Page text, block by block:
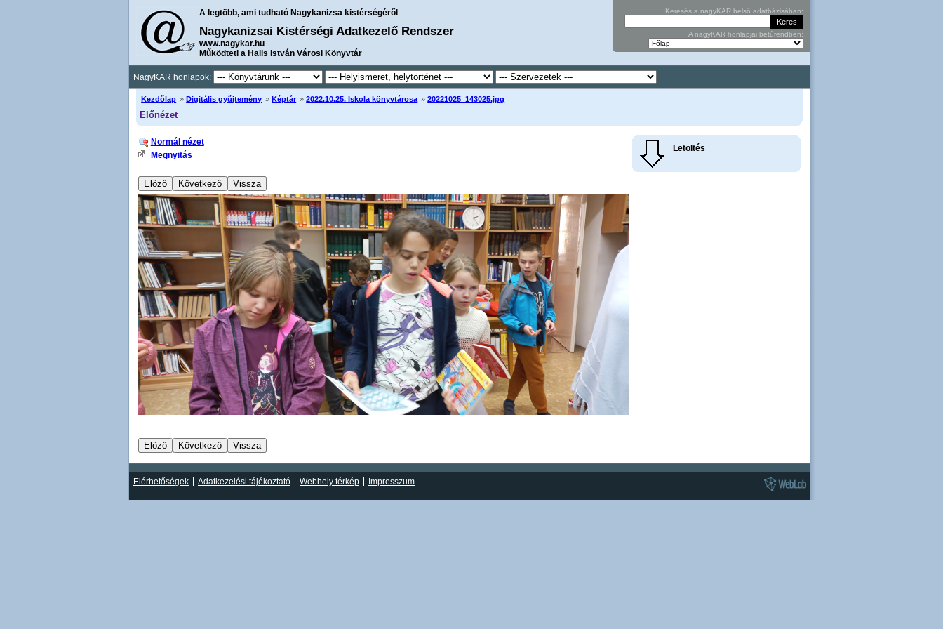
A legtöbb, ami tudható Nagykanizsa kistérségéről
Nagykanizsai Kistérségi Adatkezelő Rendszer
www.nagykar.hu
Működteti a Halis István Városi Könyvtár
Keresés a nagyKAR belső adatbázisában:
A nagyKAR honlapjai betűrendben:
NagyKAR honlapok:
Kezdőlap » Digitális gyűjtemény » Képtár »2022.10.25. Iskola könyvtárosa »20221025_143025.jpg
Előnézet
Letöltés
Normál nézet
Megnyitás
Elérhetőségek Adatkezelési tájékoztató Webhely térkép Impresszum